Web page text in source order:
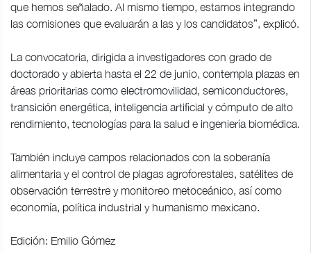
que hemos señalado. Al mismo tiempo, estamos integrando
las comisiones que evaluarán a las y los candidatos”, explicó.
La convocatoria, dirigida a investigadores con grado de
doctorado y abierta hasta el 22 de junio, contempla plazas en
áreas prioritarias como electromovilidad, semiconductores,
transición energética, inteligencia artificial y cómputo de alto
rendimiento, tecnologías para la salud e ingeniería biomédica.
También incluye campos relacionados con la soberanía
alimentaria y el control de plagas agroforestales, satélites de
observación terrestre y monitoreo metoceánico, así como
economía, política industrial y humanismo mexicano.
Edición: Emilio Gómez